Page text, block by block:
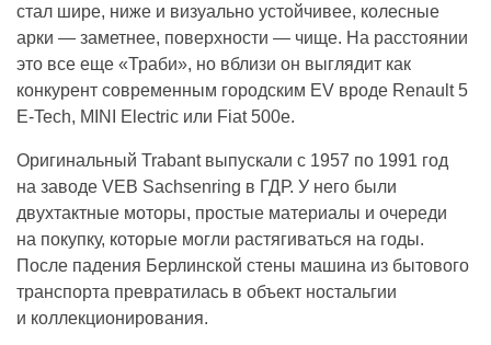
стал шире, ниже и визуально устойчивее, колесные
арки — заметнее, поверхности — чище. На расстоянии
это все еще «Траби», но вблизи он выглядит как
конкурент современным городским EV вроде Renault 5
E-Tech, MINI Electric или Fiat 500e.
Оригинальный Trabant выпускали с 1957 по 1991 год
на заводе VEB Sachsenring в ГДР. У него были
двухтактные моторы, простые материалы и очереди
на покупку, которые могли растягиваться на годы.
После падения Берлинской стены машина из бытового
транспорта превратилась в объект ностальгии
и коллекционирования.